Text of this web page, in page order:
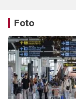
Foto